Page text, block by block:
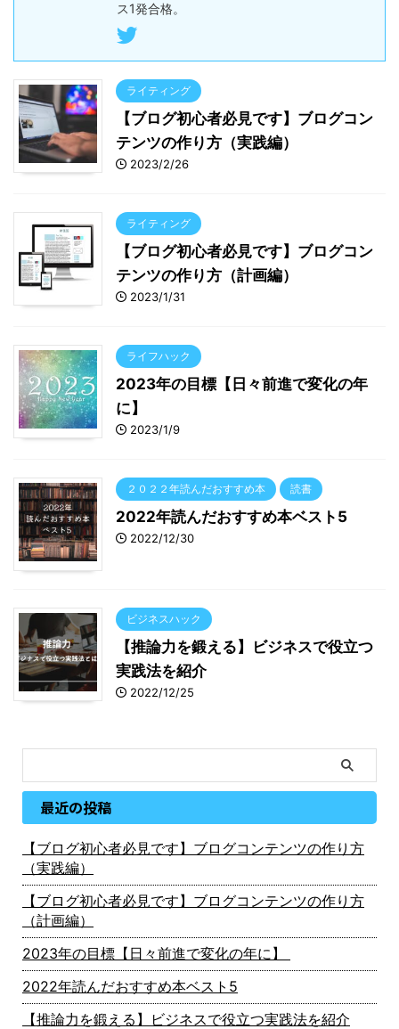
ス1発合格。
ライティング
【ブログ初心者必見です】ブログコン
テンツの作り方（実践編）
2023/2/26
ライティング
【ブログ初心者必見です】ブログコン
テンツの作り方（計画編）
2023/1/31
ライフハック
2023年の目標【日々前進で変化の年
に】
2023/1/9
２０２２年読んだおすすめ本 読書
2022年読んだおすすめ本ベスト5
2022/12/30
ビジネスハック
【推論力を鍛える】ビジネスで役立つ
実践法を紹介
2022/12/25
最近の投稿
【ブログ初心者必見です】ブログコンテンツの作り方
（実践編）
【ブログ初心者必見です】ブログコンテンツの作り方
（計画編）
2023年の目標【日々前進で変化の年に】
2022年読んだおすすめ本ベスト5
【推論力を鍛える】ビジネスで役立つ実践法を紹介